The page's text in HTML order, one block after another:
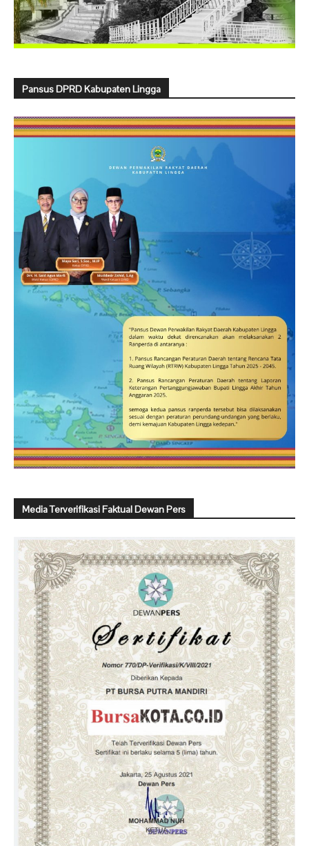
Pansus DPRD Kabupaten Lingga
Media Terverifikasi Faktual Dewan Pers